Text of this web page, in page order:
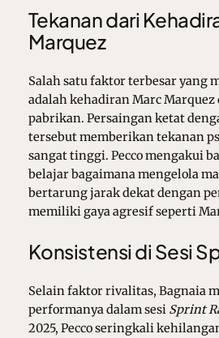
Tekanan dari
Marquez
Salah satu faktor terbesar yang
adalah kehadiran Marc
pabrikan. Persaingan ketat
tersebut memberikan tekanan
sangat tinggi. Pecco mengakui
belajar bagaimana mengelola
bertarung jarak dekat dengan
memiliki gaya agresif seperti
Konsistensi di Sesi
Selain faktor rivalitas, Bagnaia
performanya dalam sesi Sprint
2025, Pecco seringkali